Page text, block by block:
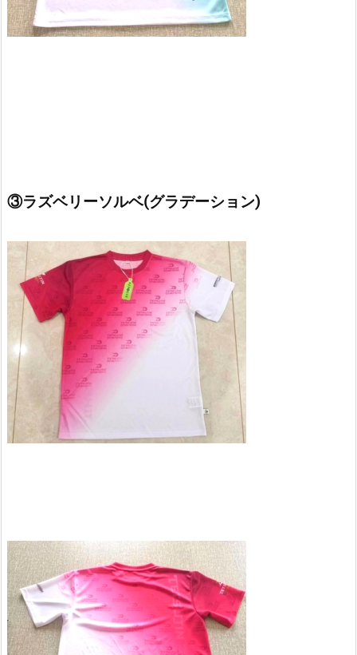
③ラズベリーソルベ(グラデーション)